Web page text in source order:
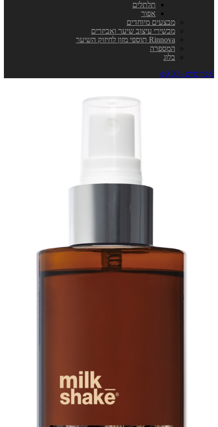
תלתלים
אפור
מבצעים מיוחדים
מכשירי עיצוב שיער ואביזרים
Rinnova תוספי מזון לחיזוק השיער
המספרה
בלוג
0 פריט\ים - ₪0.00